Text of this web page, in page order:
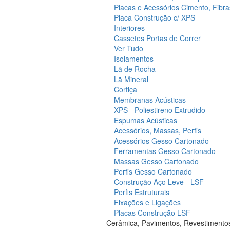
Placas e Acessórios Cimento,
Placa Construção c/ XPS
Interiores
Cassetes Portas de Correr
Ver Tudo
Isolamentos
Lã de Rocha
Lã Mineral
Cortiça
Membranas Acústicas
XPS - Poliestireno Extrudido
Espumas Acústicas
Acessórios, Massas, Perfis
Acessórios Gesso Cartonado
Ferramentas Gesso Cartonado
Massas Gesso Cartonado
Perfis Gesso Cartonado
Construção Aço Leve - LSF
Perfis Estruturais
Fixações e Ligações
Placas Construção LSF
Cerâmica, Pavimentos,